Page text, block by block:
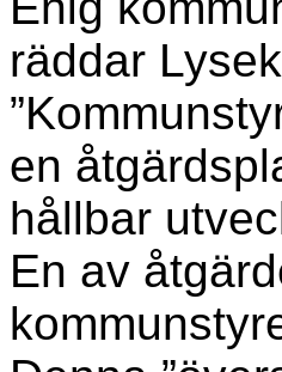
räddar
en
hållbar
En av